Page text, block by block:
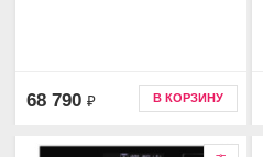
68 790 ₽ В КОРЗИНУ